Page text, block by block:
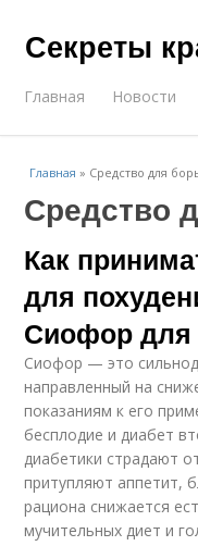
Секреты
Главная Новости
Главная » Средство для
Средство
Как
для
Сиофор для
Сиофор — это
направленный на
показаниям к его
бесплодие и диабет
диабетики страдают
притупляют аппетит,
рациона снижается
мучительных диет и